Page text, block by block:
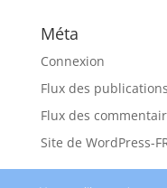
Méta
Connexion
Flux des publications
Flux des
Site de WordPress-